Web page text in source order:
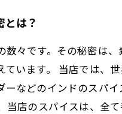
は？
々です。その秘密は
います。 当店では、
などのインドのスパ
当店のスパイスは、全